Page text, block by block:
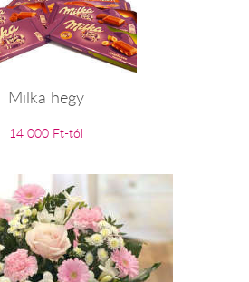
Milka hegy
14 000 Ft-tól